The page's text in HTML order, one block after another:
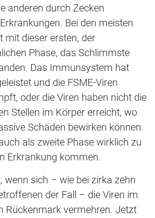
anderen durch Zecken
Bei den meisten
mit dieser ersten, der
Phase, das Schlimmste
Das Immunsystem hat
und die FSME-Viren
oder die Viren haben nicht die
Stellen im Körper erreicht, wo
Schäden bewirken können.
als zweite Phase wirklich zu
Erkrankung kommen.
wenn sich – wie bei zirka zehn
der Fall – die Viren im
Rückenmark vermehren. Jetzt